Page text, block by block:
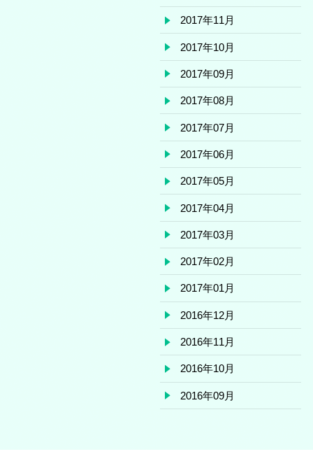
2017年11月
2017年10月
2017年09月
2017年08月
2017年07月
2017年06月
2017年05月
2017年04月
2017年03月
2017年02月
2017年01月
2016年12月
2016年11月
2016年10月
2016年09月